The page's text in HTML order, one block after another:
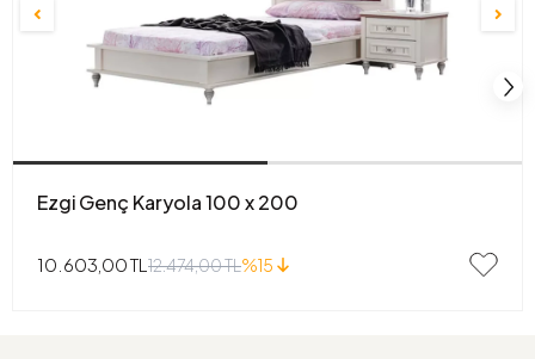
Ezgi Genç Karyola 100 x 200
10.603,00 TL 12.474,00 TL%15